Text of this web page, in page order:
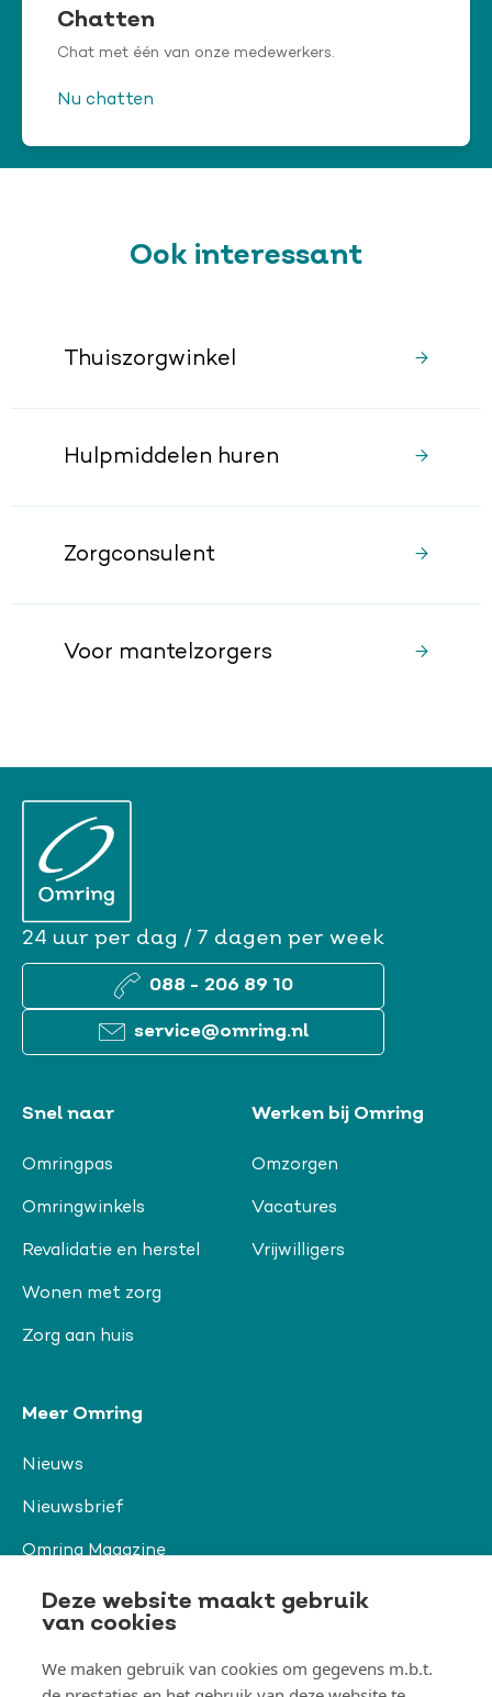
Deze website maakt gebruik
van cookies
We maken gebruik van cookies om gegevens m.b.t.
Chatten
Chat met één van onze medewerkers.
Nu chatten
Ook interessant
Thuiszorgwinkel
Hulpmiddelen huren
Zorgconsulent
Voor mantelzorgers
24 uur per dag / 7 dagen per week
088 - 206 89 10
service@omring.nl
Snel naar
Omringpas
Omringwinkels
Revalidatie en herstel
Wonen met zorg
Zorg aan huis
Werken bij Omring
Omzorgen
Vacatures
Vrijwilligers
Meer Omring
Nieuws
Nieuwsbrief
Omring Magazine
Verwijzers
Organisatie & beleid